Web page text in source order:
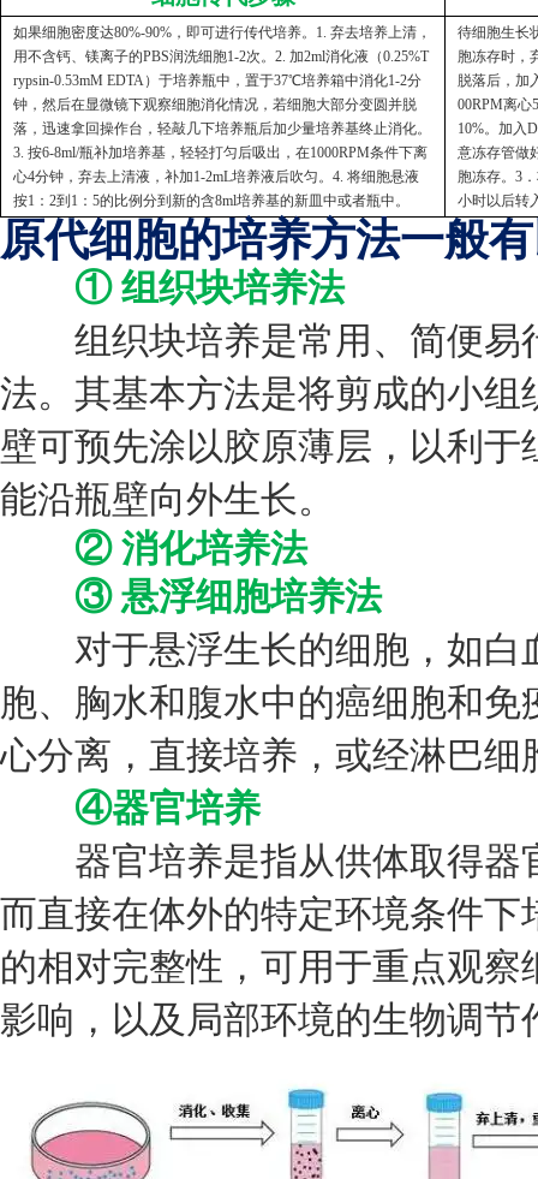
如果细胞密度达80%-90%，即可进行传代培养。1. 弃去培养上清，
用不含钙、镁离子的PBS润洗细胞1-2次。2. 加2ml消化液（0.25%T
rypsin-0.53mM EDTA）于培养瓶中，置于37℃培养箱中消化1-2分
钟，然后在显微镜下观察细胞消化情况，若细胞大部分变圆并脱
落，迅速拿回操作台，轻敲几下培养瓶后加少量培养基终止消化。
3. 按6-8ml/瓶补加培养基，轻轻打匀后吸出，在1000RPM条件下离
心4分钟，弃去上清液，补加1-2mL培养液后吹匀。4. 将细胞悬液
按1：2到1：5的比例分到新的含8ml培养基的新皿中或者瓶中。
待细胞生长
胞冻存时，
脱落后，加
00RPM离心
10%。加入
意冻存管做
胞冻存。3
小时以后转
原代细胞的培养方法一般
① 组织块培养法
组织块培养是常用、简便易
法。其基本方法是将剪成的小
壁可预先涂以胶原薄层，以利
能沿瓶壁向外生长。
② 消化培养法
③ 悬浮细胞培养法
对于悬浮生长的细胞，如白
胞、胸水和腹水中的癌细胞和
心分离，直接培养，或经淋巴
④器官培养
器官培养是指从供体取得器
而直接在体外的特定环境条件
的相对完整性，可用于重点观
影响，以及局部环境的生物调节